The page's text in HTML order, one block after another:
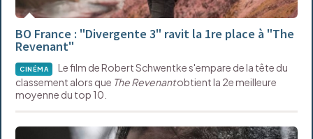
BO France : "Divergente 3" ravit la 1re place à "The
Revenant"
CINÉMA
Le film de Robert Schwentke s'empare de la tête du
classement alors que The Revenantobtient la 2e meilleure
moyenne du top 10.